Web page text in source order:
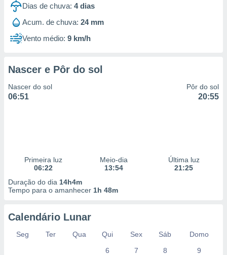
Dias de chuva: 4dias
Acum. de chuva: 24 mm
Vento médio: 9 km/h
Nascer e Pôr do sol
Nascer do sol
06:51
Pôr do sol
20:55
Primeira luz
06:22
Meio-dia
13:54
Última luz
21:25
Duração do dia 14h4m
Tempo para o amanhecer 1h 48m
Calendário Lunar
Seg Ter Qua Qui Sex Sáb
Domo
6
7 8 9